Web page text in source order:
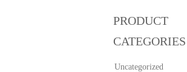
PRODUCT
CATEGORIES
Uncategorized